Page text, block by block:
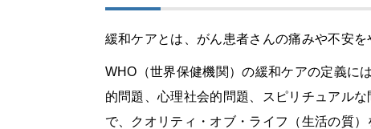
緩和ケアとは、がん患者さんの痛みや不安
WHO（世界保健機関）の緩和ケアの定義に
的問題、心理社会的問題、スピリチュアル
で、クオリティ・オブ・ライフ（生活の質